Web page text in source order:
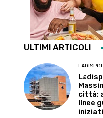
ULTIMI ARTICOLI
LADISPOLI
città:
linee